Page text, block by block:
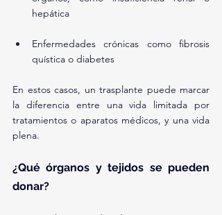
hepática
Enfermedades crónicas como fibrosis
quística o diabetes
En estos casos, un trasplante puede marcar
la diferencia entre una vida limitada por
tratamientos o aparatos médicos, y una vida
plena.
¿Qué órganos y tejidos se pueden
donar?